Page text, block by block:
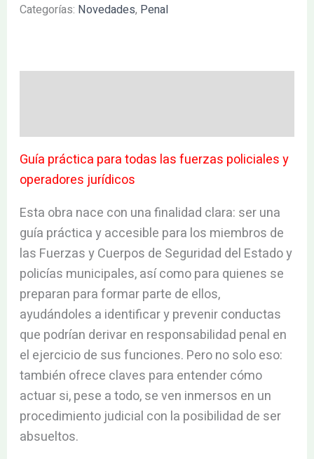
Categorías: Novedades, Penal
Guía práctica para todas las fuerzas policiales y
operadores jurídicos
Esta obra nace con una finalidad clara: ser una
guía práctica y accesible para los miembros de
las Fuerzas y Cuerpos de Seguridad del Estado y
policías municipales, así como para quienes se
preparan para formar parte de ellos,
ayudándoles a identificar y prevenir conductas
que podrían derivar en responsabilidad penal en
el ejercicio de sus funciones. Pero no solo eso:
también ofrece claves para entender cómo
actuar si, pese a todo, se ven inmersos en un
procedimiento judicial con la posibilidad de ser
absueltos.